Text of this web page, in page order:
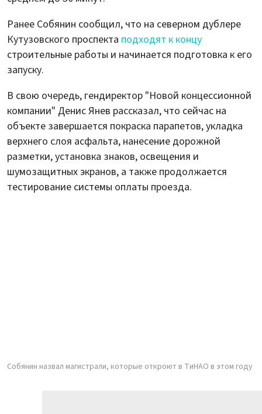
Ранее Собянин сообщил, что на северном дублере
Кутузовского проспекта подходят к концу
строительные работы и начинается подготовка к его
запуску.
В свою очередь, гендиректор "Новой концессионной
компании" Денис Янев рассказал, что сейчас на
объекте завершается покраска парапетов, укладка
верхнего слоя асфальта, нанесение дорожной
разметки, установка знаков, освещения и
шумозащитных экранов, а также продолжается
тестирование системы оплаты проезда.
Собянин назвал магистрали, которые откроют в ТиНАО в этом году